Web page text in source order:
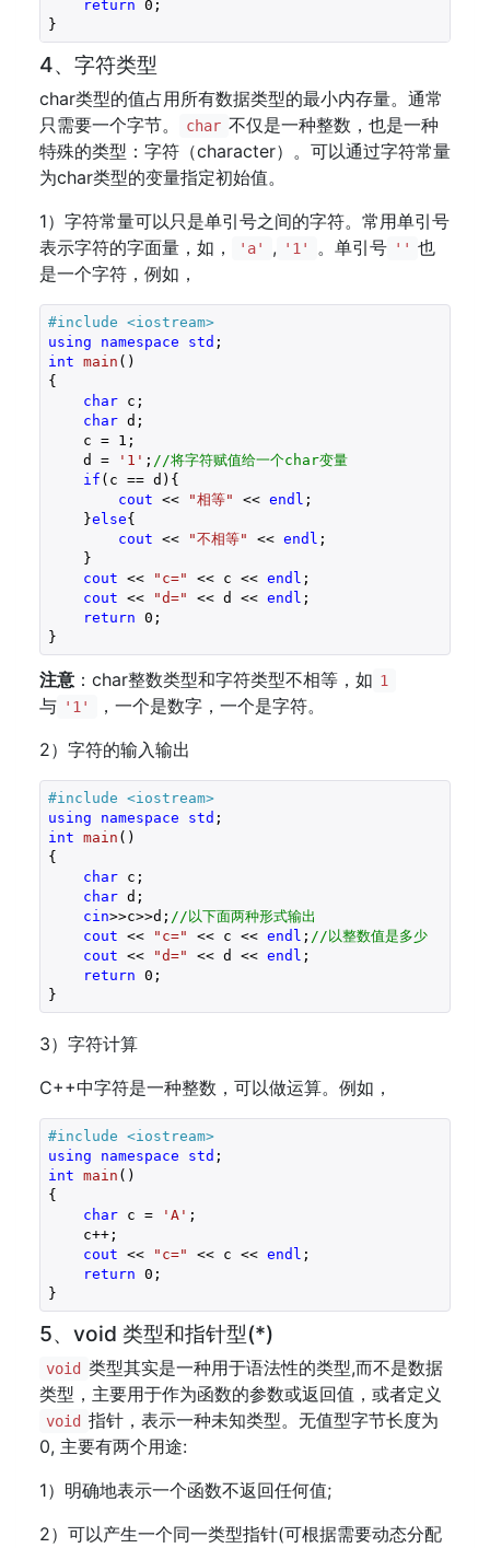
return 0 ;
}
4、字符类型
char类型的值占用所有数据类型的最小内存量。通常
只需要一个字节。
char 不仅是一种整数，也是一种
特殊的类型：字符（character）。可以通过字符常量
为char类型的变量指定初始值。
1）字符常量可以只是单引号之间的字符。常用单引号
表示字符的字面量，如，
'a' , '1' 。单引号 '' 也
是一个字符，例如，
#include <iostream>
using
namespace std
int main ()
{
char c;
char d;
    c =
1 ;
    d =
'1' ; //将字符赋值给一个char变量
if (c == d){
cout << "相等" << endl ;
    }
else{
cout << "不相等" << endl ;
    }
cout << "c=" << c << endl ;
cout << "d=" << d << endl ;
return 0 ;
}
注意 ：char整数类型和字符类型不相等，如 1
与 '1'
，一个是数字，一个是字符。
2）字符的输入输出
#include <iostream>
using
namespace std
int main ()
{
char c;
char d;
cin>>c>>d; //以下面两种形式输出
cout << "c=" << c << endl ; //以整数值是多少
cout << "d=" << d << endl ;
return 0 ;
3）字符计算
C++中字符是一种整数，可以做运算。例如，
#include <iostream>
using
namespace std
int main ()
{
char c = 'A' ;
    c++;
cout << "c=" << c << endl ;
return 0 ;
}
5、void 类型和指针型(*)
void 类型其实是一种用于语法性的类型,而不是数据
类型，主要用于作为函数的参数或返回值，或者定义
void 指针，表示一种未知类型。无值型字节长度为
0, 主要有两个用途:
1）明确地表示一个函数不返回任何值;
2）可以产生一个同一类型指针(可根据需要动态分配